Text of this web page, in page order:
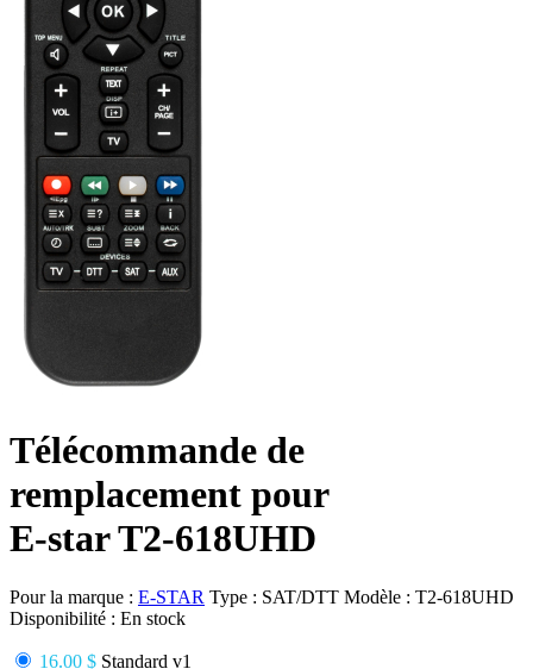
Télécommande de
remplacement pour
E-star T2-618UHD
Pour la marque : E-STAR Type : SAT/DTT Modèle : T2-618UHD
Disponibilité : En stock
16.00 $ Standard v1